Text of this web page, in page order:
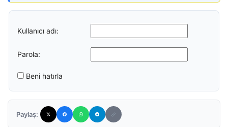
Kullanıcı adı:
Parola:
Beni hatırla
Paylaş: